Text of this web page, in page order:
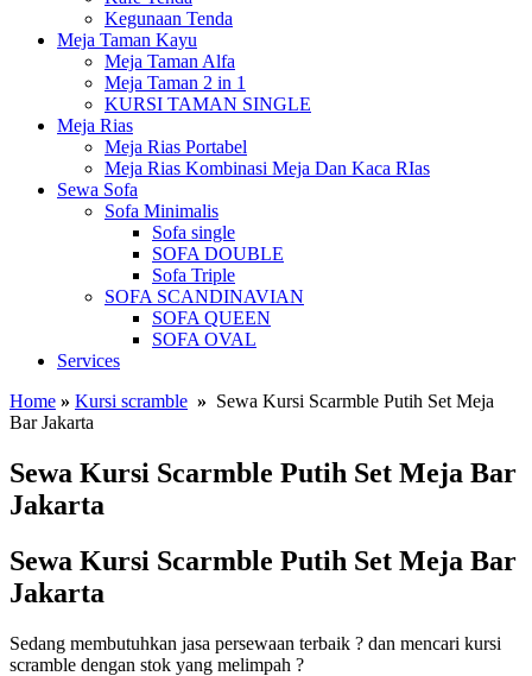
Kegunaan Tenda
Meja Taman Kayu
Meja Taman Alfa
Meja Taman 2 in 1
KURSI TAMAN SINGLE
Meja Rias
Meja Rias Portabel
Meja Rias Kombinasi Meja Dan Kaca RIas
Sewa Sofa
Sofa Minimalis
Sofa single
SOFA DOUBLE
Sofa Triple
SOFA SCANDINAVIAN
SOFA QUEEN
SOFA OVAL
Services
Home » Kursi scramble » Sewa Kursi Scarmble Putih Set Meja
Bar Jakarta
Sewa Kursi Scarmble Putih Set Meja Bar
Jakarta
Sewa Kursi Scarmble Putih Set Meja Bar
Jakarta
Sedang membutuhkan jasa persewaan terbaik ? dan mencari kursi
scramble dengan stok yang melimpah ?